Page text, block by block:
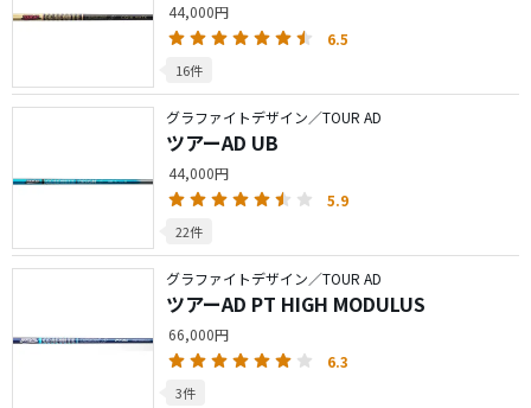
44,000円
6.5
16件
グラファイトデザイン／TOUR AD
ツアーAD UB
44,000円
5.9
22件
グラファイトデザイン／TOUR AD
ツアーAD PT HIGH MODULUS
66,000円
6.3
3件